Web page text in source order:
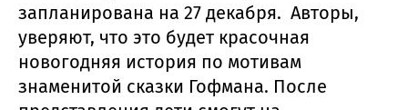
запланирована на 27 декабря. Авторы,
уверяют, что это будет красочная
новогодняя история по мотивам
знаменитой сказки Гофмана. После